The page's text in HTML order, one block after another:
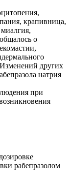
крапивница,
о
других
натрия
при
рабепразолом